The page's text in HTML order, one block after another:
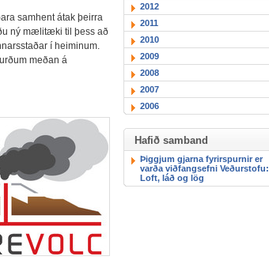
samhent átak þeirra
ný mælitæki til þess að
í heiminum.
meðan á
2012
2011
2010
2009
2008
2007
2006
Hafið samband
Þiggjum gjarna fyrirspurnir er
varða viðfangsefni Veðurstofu:
Loft, láð og lög